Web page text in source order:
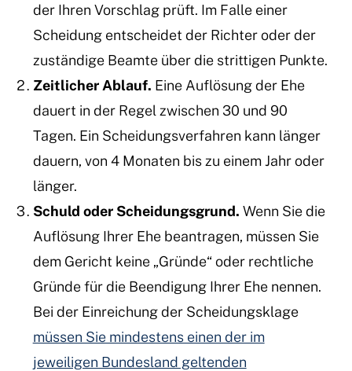
der Ihren Vorschlag prüft. Im Falle einer
Scheidung entscheidet der Richter oder der
zuständige Beamte über die strittigen Punkte.
Zeitlicher Ablauf. Eine Auflösung der Ehe
dauert in der Regel zwischen 30 und 90
Tagen. Ein Scheidungsverfahren kann länger
dauern, von 4 Monaten bis zu einem Jahr oder
länger.
Schuld oder Scheidungsgrund. Wenn Sie die
Auflösung Ihrer Ehe beantragen, müssen Sie
dem Gericht keine „Gründe“ oder rechtliche
Gründe für die Beendigung Ihrer Ehe nennen.
Bei der Einreichung der Scheidungsklage
müssen Sie mindestens einen der im
jeweiligen Bundesland geltenden